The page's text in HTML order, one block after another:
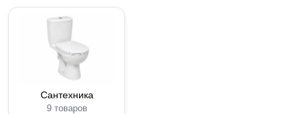
Сантехника
9 товаров